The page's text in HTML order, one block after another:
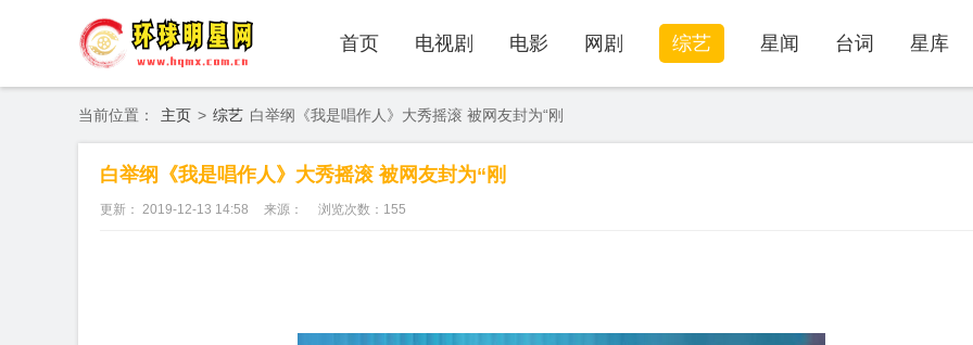
首页 电视剧 电影 网剧 综艺 星闻 台词 星库
当前位置： 主页 > 综艺 白举纲《我是唱作人》大秀摇滚 被网友封为“刚
白举纲《我是唱作人》大秀摇滚 被网友封为“刚
更新： 2019-12-13 14:58 来源： 浏览次数： 155